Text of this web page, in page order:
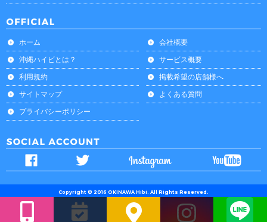
ホーム
会社概要
沖縄ハイビとは？
サービス概要
利用規約
掲載希望の店舗様へ
サイトマップ
よくある質問
プライバシーポリシー
Copyright © 2016 OKINAWA Hibi. All Rights Reserved.